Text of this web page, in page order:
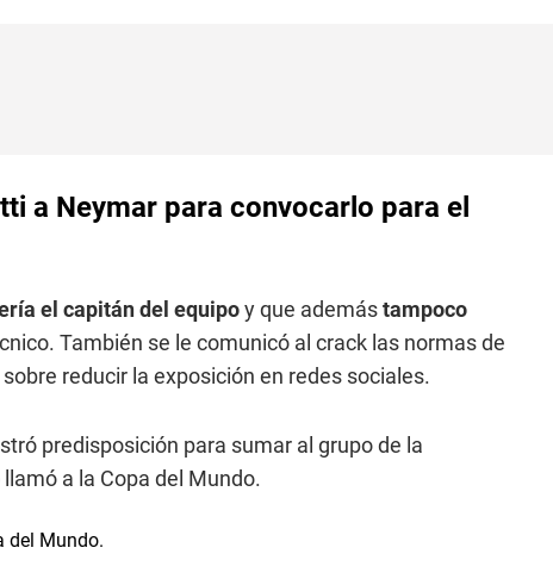
a Neymar para convocarlo para el
el capitán del equipoy que ademástampoco
También se le comunicó al crack las normas de
reducir la exposición en redes sociales.
predisposición para sumar al grupo de la
a la Copa del Mundo.